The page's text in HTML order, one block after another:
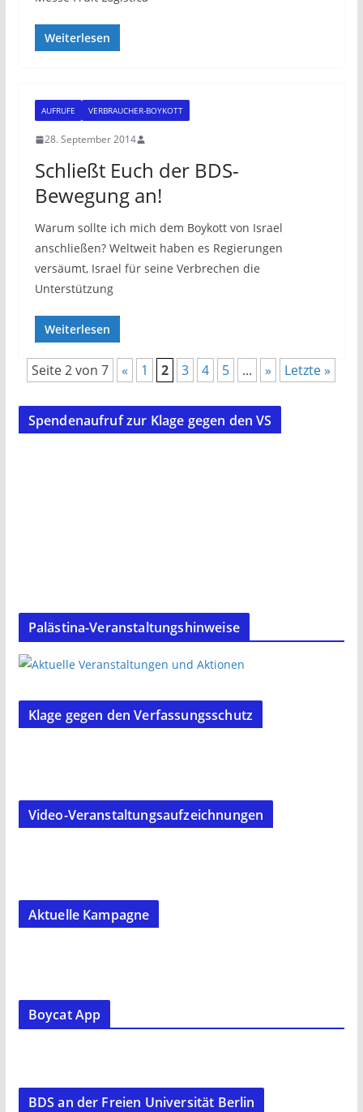
Weiterlesen
AUFRUFE VERBRAUCHER-BOYKOTT
28. September 2014
Schließt Euch der BDS-
Bewegung an!
Warum sollte ich mich dem Boykott von Israel
anschließen? Weltweit haben es Regierungen
versäumt, Israel für seine Verbrechen die
Unterstützung
Weiterlesen
Seite 2 von 7 « 1 2 3 4 5 ... » Letzte »
Spendenaufruf zur Klage gegen den VS
Palästina-Veranstaltungshinweise
Klage gegen den Verfassungsschutz
Video-Veranstaltungsaufzeichnungen
Aktuelle Kampagne
Boycat App
BDS an der Freien Universität Berlin